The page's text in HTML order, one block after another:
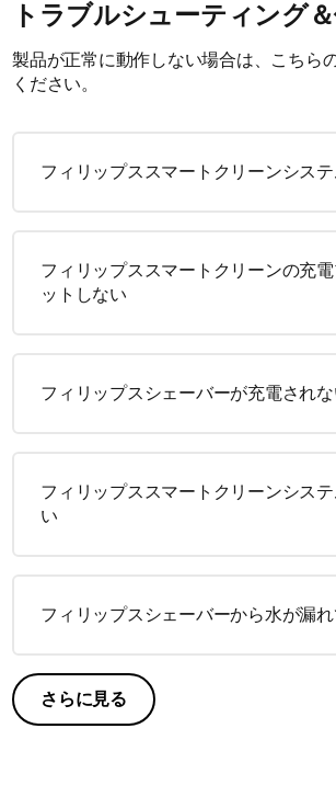
トラブルシューティング
製品が正常に動作しない場合は、こちら
ください。
フィリップススマートクリーンシス
フィリップススマートクリーンの充
ットしない
フィリップスシェーバーが充電され
フィリップススマートクリーンシス
い
フィリップスシェーバーから水が漏れ
さらに見る